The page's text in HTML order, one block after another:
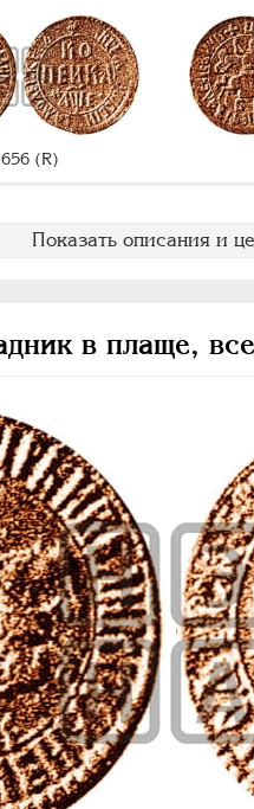
(R)
Показать описания и
в плаще,